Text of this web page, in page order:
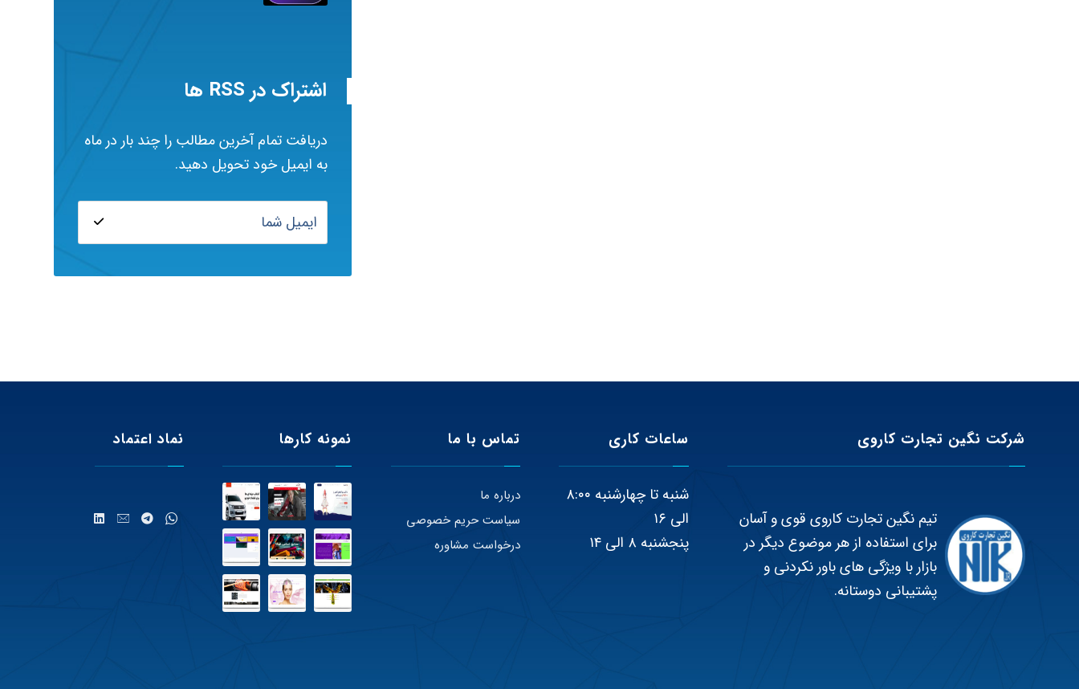
اشتراک در RSS ها
دریافت تمام آخرین مطالب را چند بار در ماه
به ایمیل خود تحویل دهید.
شرکت نگین تجارت کاروی
تیم نگین تجارت کاروی قوی و آسان
برای استفاده از هر موضوع دیگر در
بازار با ویژگی های باور نکردنی و
پشتیبانی دوستانه.
ساعات کاری
شنبه تا چهارشنبه ۸:۰۰
الی ۱۶
پنجشنبه ۸ الی ۱۴
تماس با ما
درباره ما
سیاست حریم خصوصی
درخواست مشاوره
نمونه کارها نماد اعتماد